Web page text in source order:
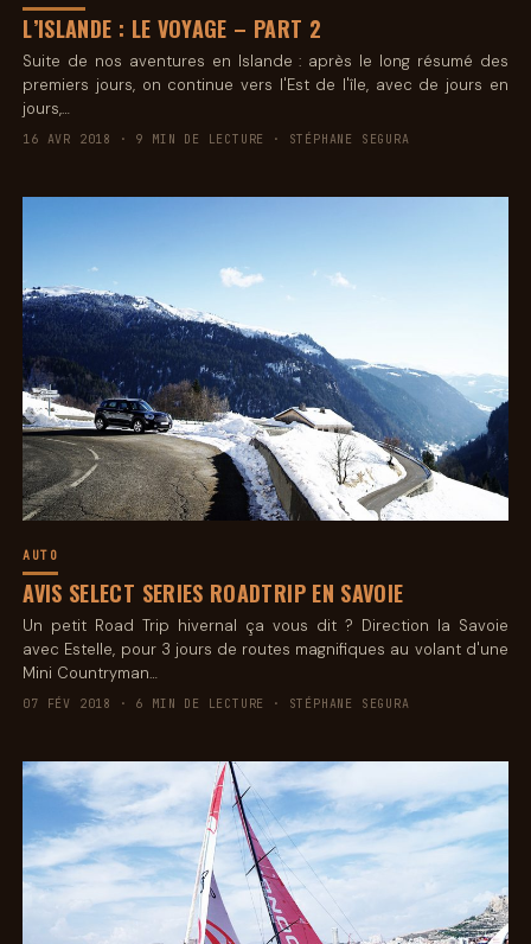
L’ISLANDE : LE VOYAGE – PART 2
Suite de nos aventures en Islande : après le long résumé des
premiers jours, on continue vers l'Est de l'île, avec de jours en
jours,…
16 AVR 2018 · 9 MIN DE LECTURE · STÉPHANE SEGURA
AUTO
AVIS SELECT SERIES ROADTRIP EN SAVOIE
Un petit Road Trip hivernal ça vous dit ? Direction la Savoie
avec Estelle, pour 3 jours de routes magnifiques au volant d'une
Mini Countryman…
07 FÉV 2018 · 6 MIN DE LECTURE · STÉPHANE SEGURA